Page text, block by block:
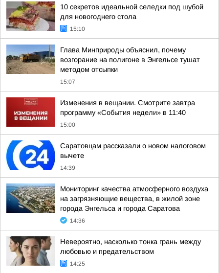
10 секретов идеальной селедки под шубой
для новогоднего стола
15:10
Глава Минприроды объяснил, почему
возгорание на полигоне в Энгельсе тушат
методом отсыпки
15:07
Изменения в вещании. Смотрите завтра
программу «События недели» в 11:40
15:00
Саратовцам рассказали о новом налоговом
вычете
14:39
Мониторинг качества атмосферного воздуха
на загрязняющие вещества, в жилой зоне
города Энгельса и города Саратова
14:36
Невероятно, насколько тонка грань между
любовью и предательством
14:25